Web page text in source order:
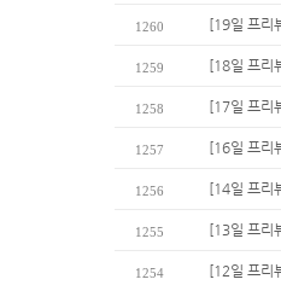
1260 [19일 프리
1259 [18일 프리
1258 [17일 프리
1257 [16일 프리
1256 [14일 프리
1255 [13일 프리
1254 [12일 프리